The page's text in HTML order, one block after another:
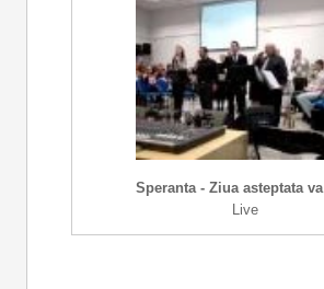
Speranta - Ziua asteptata
Live